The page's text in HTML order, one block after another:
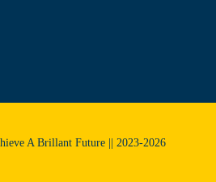
A Brillant Future || 2023-2026